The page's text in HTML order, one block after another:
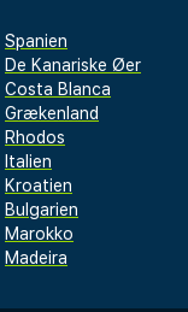
Spanien
De Kanariske Øer
Costa Blanca
Grækenland
Rhodos
Italien
Kroatien
Bulgarien
Marokko
Madeira